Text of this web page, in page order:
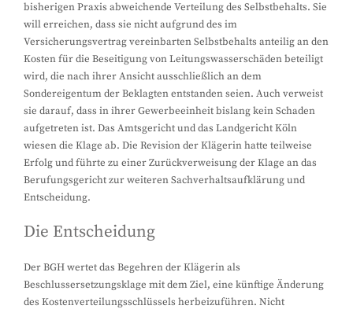
bisherigen Praxis abweichende Verteilung des Selbstbehalts. Sie
will erreichen, dass sie nicht aufgrund des im
Versicherungsvertrag vereinbarten Selbstbehalts anteilig an den
Kosten für die Beseitigung von Leitungswasserschäden beteiligt
wird, die nach ihrer Ansicht ausschließlich an dem
Sondereigentum der Beklagten entstanden seien. Auch verweist
sie darauf, dass in ihrer Gewerbeeinheit bislang kein Schaden
aufgetreten ist. Das Amtsgericht und das Landgericht Köln
wiesen die Klage ab. Die Revision der Klägerin hatte teilweise
Erfolg und führte zu einer Zurückverweisung der Klage an das
Berufungsgericht zur weiteren Sachverhaltsaufklärung und
Entscheidung.
Die Entscheidung
Der BGH wertet das Begehren der Klägerin als
Beschlussersetzungsklage mit dem Ziel, eine künftige Änderung
des Kostenverteilungsschlüssels herbeizuführen. Nicht